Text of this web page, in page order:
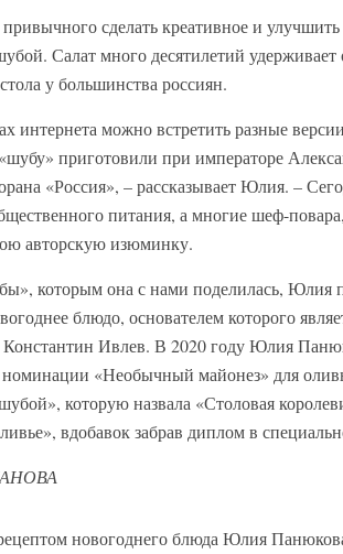
сделать креативное и
Салат много десятилетий
у большинства россиян.
интернета можно встретить разные
приготовили при императоре
«Россия», – рассказывает Юлия. –
питания, а многие шеф-
авторскую изюминку.
которым она с нами поделилась, Юлия
блюдо, основателем которого
Ивлев. В 2020 году Юлия
«Необычный майонез» для
которую назвала «Столовая
вдобавок забрав диплом в
новогоднего блюда Юлия